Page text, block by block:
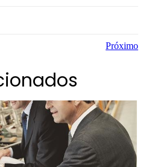
Próximo